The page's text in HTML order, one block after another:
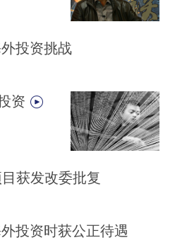
投资挑战
资
获发改委批复
投资时获公正待遇